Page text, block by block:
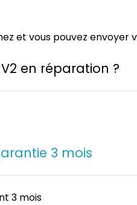
et vous pouvez envoyer
en réparation ?
3 mois
3 mois